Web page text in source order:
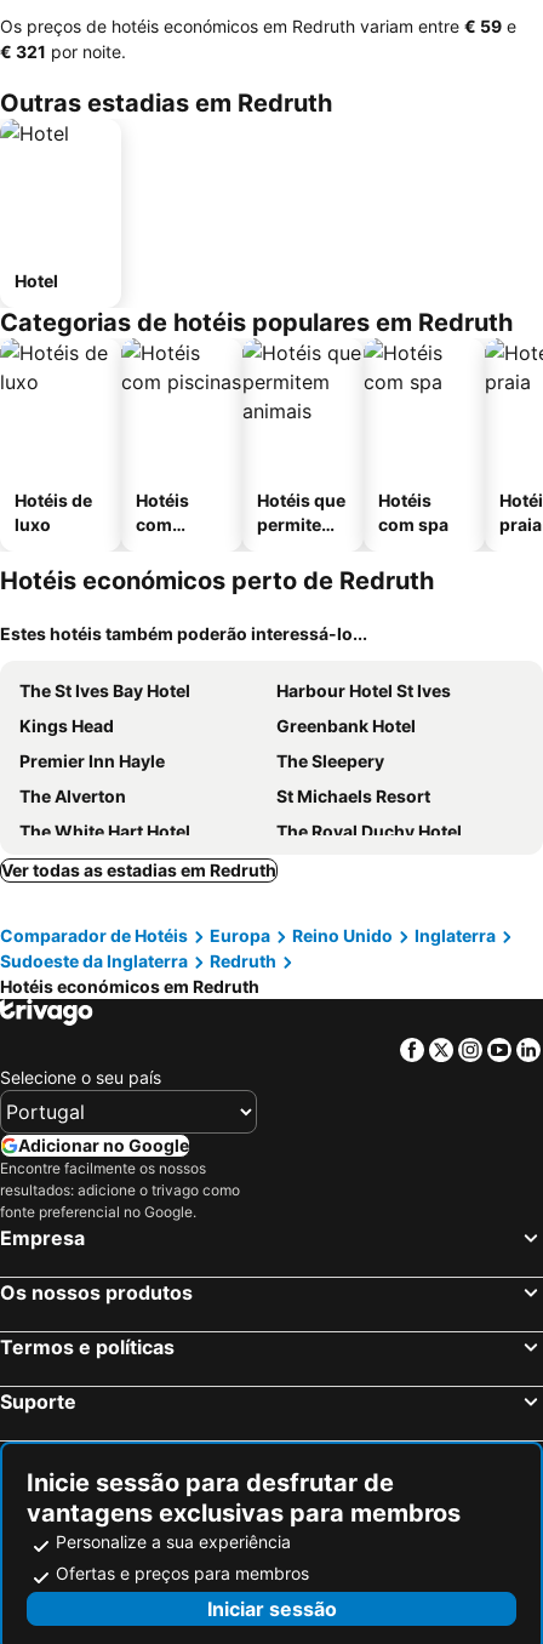
Os preços de hotéis económicos em Redruth variam entre ‎€ 59 e
‎€ 321 por noite.
Outras estadias em Redruth
Hotel
Categorias de hotéis populares em Redruth
Hotéis de
luxo
Hotéis
com
Hotéis que
permitem
Hotéis
com spa
praia
Hotéis económicos perto de Redruth
Estes hotéis também poderão interessá-lo...
The St Ives Bay Hotel
Harbour Hotel St Ives
Kings Head
Greenbank Hotel
Premier Inn Hayle
The Sleepery
The Alverton
St Michaels Resort
The White Hart Hotel
The Royal Duchy Hotel
The Falmouth Hotel
Trelawne Hotel
Treloyhan Manor St Ives
Tregenna Castle Resort
Hotel Chy an Albany
The Rosevine
Driftwood
Ver todas as estadias em Redruth
Comparador de Hotéis Europa Reino Unido
Inglaterra
Sudoeste da Inglaterra
Redruth
Hotéis económicos em Redruth
Facebook
Twitter
Selecione o seu país
Adicionar no Google
Encontre facilmente os nossos
resultados: adicione o trivago como
fonte preferencial no Google.
Empresa
Os nossos produtos
Termos e políticas
Suporte
Inicie sessão para desfrutar de
vantagens exclusivas para membros
Personalize a sua experiência
Ofertas e preços para membros
Iniciar sessão